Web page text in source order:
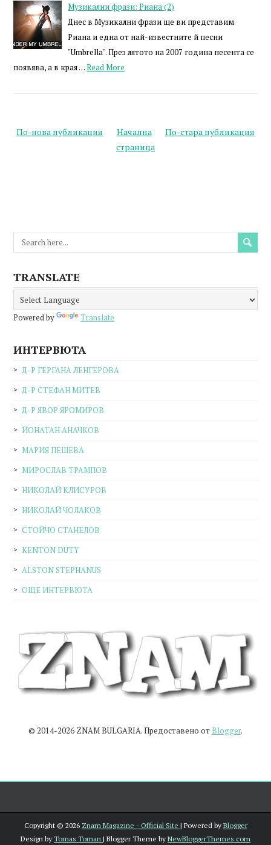
Музикални фрази: Риана (2)
Днес в Музикални фрази ще ви представим
Риана и една от най-известните й песни
"Umbrella". През лятото на 2007 година песента се
появява, а в края …Read More
По-нова публикация По-стара публикация
Начална
страница
TRANSLATE
Powered by Translate
ИНТЕРВЮТА
Д-Р ГЕРГАНА ЛЕНГЕРОВА
Д-Р СТЕФАН МИТЕВ
Д-Р ЯВОР ЯРОМИРОВ
ЙОНАТАН АНАЧКОВ
МАРИЯ ПЕШЕВА
МИРОСЛАВ ТРАМПОВ
НИКОЛАЙ КЛИСУРОВ
НИКОЛАЙ ЧОЛАКОВ
СТОЙЧО СТАНЕЛОВ
KENTON DUTY
ALSTON STEPHANUS
ОЩЕ ИНТЕРВЮТА
© 2014-2026 ZNAM BULGARIA. Предоставено от Blogger.
Copyright © 2026 Znam Magazine - Official Site | Powered by Blogger
Design by Tomas Toman | Blogger Theme by NewBloggerThemes.com